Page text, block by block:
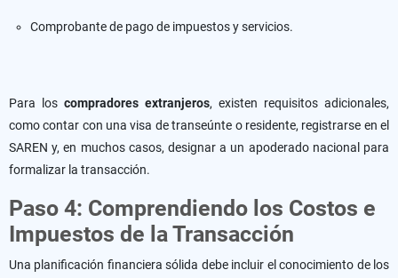
Comprobante de pago de impuestos y servicios.
Para los compradores extranjeros, existen requisitos adicionales,
como contar con una visa de transeúnte o residente, registrarse en el
SAREN y, en muchos casos, designar a un apoderado nacional para
formalizar la transacción.
Paso 4: Comprendiendo los Costos e
Impuestos de la Transacción
Una planificación financiera sólida debe incluir el conocimiento de los